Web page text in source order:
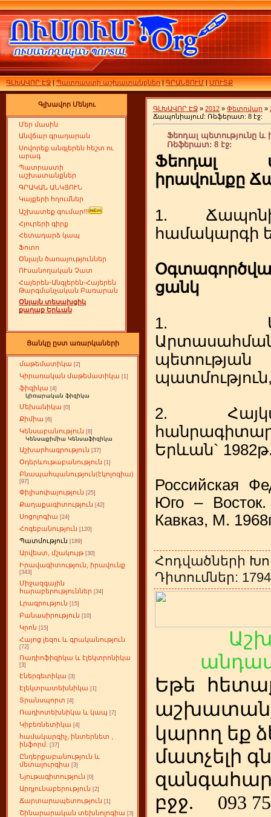
ԳԼԽԱՎՈՐ ԷՋ|Պատրաստի աշխատանքներ|ԳՐԱՆՑՈՒՄ|ՄՈՒՏՔ
Գլխավոր Մենյու
Մեր մասին
Անվճար գրադարան
Սովորեք անգլերեն հեշտ ու
արագ
Պատրաստի
աշխատանքներ
ԳՐԱԿԱՆ ԱՆԿՅՈՒՆ
Կայքերի հղումներ
Աշխատեք գումար!!!
Հյուրերի գիրք
Հետադարձ կապ
Ֆոտո
Օնլայն ծառայություններ
ՈՒսանողական Չատ
Հայերեն-Անգլերեն-Հայերեն
Թարգմանչական Բառարան
Օնլայն տեսախցիկ
քաղաք Երևան
Ցանկը ըստ առարկաների
մաթեմատիկա [2]
Կիրառական մաթեմատիկա [1]
ֆիզիկա [4]
կիռարական ֆիզիկա
Մեխանիկա [0]
Քիմիա [6]
Կենսաբանություն [8]
Կենսաքիմիա Կենսաֆիզիկա
Աշխարհագրություն [37]
Օդերևութաբանություն [1]
Բնապահպանություն(էկոլոգիա)
[97]
Փիլիսոփայություն [25]
Քաղաքագիտություն [42]
Սոցոլոգիա [24]
Հոգեբանություն [120]
Պատմություն [189]
Արվեստ, մշակույթ [30]
Իրավագիտություն, իրավունք
[343]
Միջազգային
հարաբերություններ [34]
Լրագրություն [15]
Բանասիրություն [10]
Կրոն [15]
Հայոց լեզու և գրականություն
[72]
Ռադիոֆիզիկա և էլեկտրոնիկա
[3]
Էներգետիկա [3]
Էլեկտրատեխնիկա [1]
Տրանսպորտ [4]
Ռադիոտեխնիկա և կապ [7]
Կիբեռնետիկա [4]
համակարգիչ, ինտերնետ ,
ինֆորմ.
[37]
Ընդերքաբանություն և
մետալուրգիա [3]
Նյութագիտություն [0]
Արդյունաբերություն [2]
Ճարտարապետություն [1]
Շինարարական տեխնոլոգիա [3]
ԳԼԽԱՎՈՐ ԷՋ » 2012 » Փետրվար »
Ճապոնիայում: Ռեֆերատ: 8 էջ:
Ֆեոդալ պետությունը և
Ռեֆերատ: 8 էջ:
Ֆեոդալ
իրավունքը
1.
համակարգի
ցանկ
1. Ա. Պ.
2.
Երևան`
Российская
Юго –
Кавказ, М.
Հոդվածների
Դիտումներ:
Եթե հ
կարող եք
մատչելի
բջջ.
093